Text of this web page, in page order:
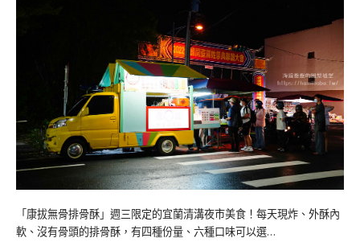
「康拔無骨排骨酥」週三限定的宜蘭清溝夜市美食！每天現炸、外酥內
軟、沒有骨頭的排骨酥，有四種份量、六種口味可以選…